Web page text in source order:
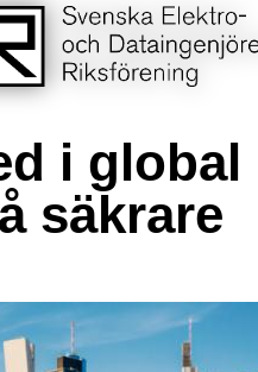
i global
säkrare